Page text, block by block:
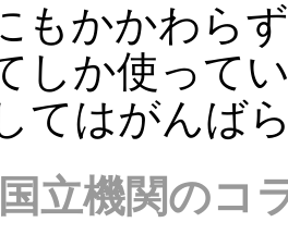
もかかわら
しか使って
てはがんば
立機関のコ